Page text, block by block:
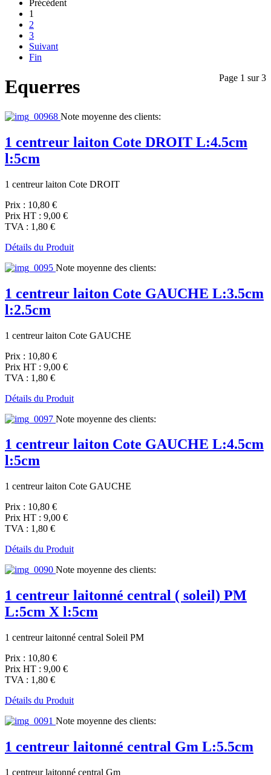
Précédent
1
2
3
Suivant
Fin
Page 1 sur 3
Equerres
Note moyenne des clients:
1 centreur laiton Cote DROIT L:4.5cm
l:5cm
1 centreur laiton Cote DROIT
Prix : 10,80 €
Prix HT : 9,00 €
TVA : 1,80 €
Détails du Produit
Note moyenne des clients:
1 centreur laiton Cote GAUCHE L:3.5cm
l:2.5cm
1 centreur laiton Cote GAUCHE
Prix : 10,80 €
Prix HT : 9,00 €
TVA : 1,80 €
Détails du Produit
Note moyenne des clients:
1 centreur laiton Cote GAUCHE L:4.5cm
l:5cm
1 centreur laiton Cote GAUCHE
Prix : 10,80 €
Prix HT : 9,00 €
TVA : 1,80 €
Détails du Produit
Note moyenne des clients:
1 centreur laitonné central ( soleil) PM
L:5cm X l:5cm
1 centreur laitonné central Soleil PM
Prix : 10,80 €
Prix HT : 9,00 €
TVA : 1,80 €
Détails du Produit
Note moyenne des clients:
1 centreur laitonné central Gm L:5.5cm
1 centreur laitonné central Gm